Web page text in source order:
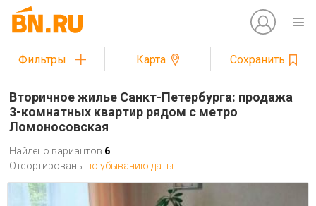
Фильтры Карта Сохранить
Вторичное жилье Санкт-Петербурга: продажа
3-комнатных квартир рядом с метро
Ломоносовская
Найдено вариантов 6
Отсортированы по убыванию даты